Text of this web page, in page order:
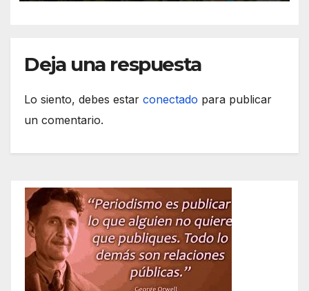
Deja una respuesta
Lo siento, debes estar conectado para publicar
un comentario.